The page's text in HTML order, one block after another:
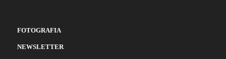
FOTOGRAFIA
NEWSLETTER